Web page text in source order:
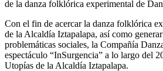
de la danza folklórica experimental de
Con el fin de acercar la danza folklórica
de la Alcaldía Iztapalapa, así como
problemáticas sociales, la Compañía
espectáculo “InSurgencia” a lo largo del
Utopías de la Alcaldía Iztapalapa.